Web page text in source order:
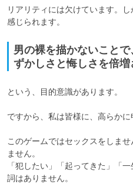
リアリティには欠けています。
感じられます。
男の裸を描かないこと
ずかしさと悔しさを倍増
という、目的意識があります。
ですから、私は皆様に、高らかに
このゲームではセックスをしま
ません。
「犯したい」「起ってきた」「
詞はありません。